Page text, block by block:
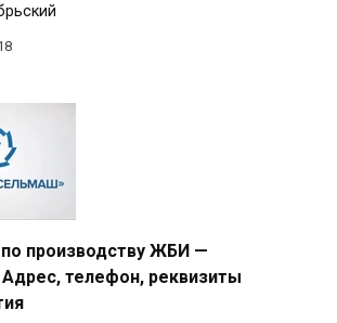
производству ЖБИ —
телефон, реквизиты